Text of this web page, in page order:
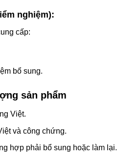
nghiệm):
cấp:
bổ sung.
sản phẩm
Việt.
và công chứng.
hợp phải bổ sung hoặc làm lại.